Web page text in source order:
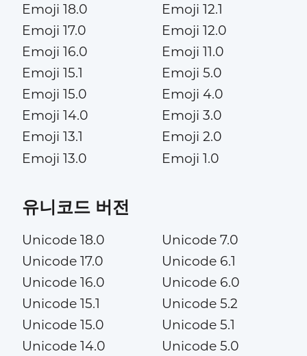
Emoji 18.0
Emoji 17.0
Emoji 16.0
Emoji 15.1
Emoji 15.0
Emoji 14.0
Emoji 13.1
Emoji 13.0
Emoji 12.1
Emoji 12.0
Emoji 11.0
Emoji 5.0
Emoji 4.0
Emoji 3.0
Emoji 2.0
Emoji 1.0
유니코드 버전
Unicode 18.0
Unicode 17.0
Unicode 16.0
Unicode 15.1
Unicode 15.0
Unicode 14.0
Unicode 7.0
Unicode 6.1
Unicode 6.0
Unicode 5.2
Unicode 5.1
Unicode 5.0